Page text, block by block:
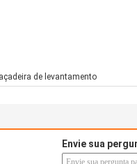
de levantamento
Envie sua